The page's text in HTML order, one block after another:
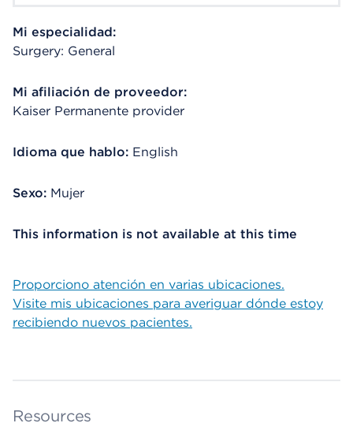
Mi especialidad:
Surgery: General
Mi afiliación de proveedor:
Kaiser Permanente provider
Idioma que hablo: English
Sexo: Mujer
This information is not available at this time
Proporciono atención en varias ubicaciones.
Visite mis ubicaciones para averiguar dónde estoy
recibiendo nuevos pacientes.
Resources